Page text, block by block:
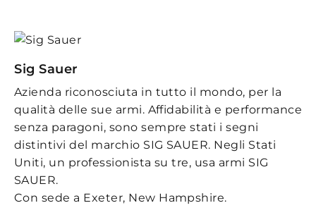
Sig Sauer
Azienda riconosciuta in tutto il mondo, per la
qualità delle sue armi. Affidabilità e performance
senza paragoni, sono sempre stati i segni
distintivi del marchio SIG SAUER. Negli Stati
Uniti, un professionista su tre, usa armi SIG
SAUER.
Con sede a Exeter, New Hampshire.